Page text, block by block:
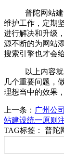
普陀网站建设
维护工作，定期
进行解决和升级
源不断的为网站
搜索引擎也才会
以上内容就是
几个重要问题，
理想当中的效果
上一条： 广州公
站建设统一原则
TAG标签：
普陀